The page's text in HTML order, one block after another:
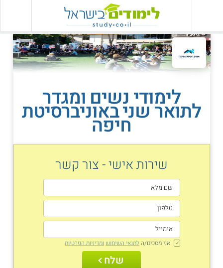
לימודי נשים ומגדר
לתואר שני באוניברסיטת
חיפה
שירות אישי - צור קשר
אני מסכים/ה לתנאי השימוש ומדיניות הפרטיות
שלח